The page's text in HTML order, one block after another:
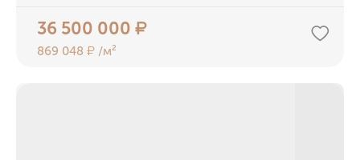
36 500 000₽
869 048₽ /м²